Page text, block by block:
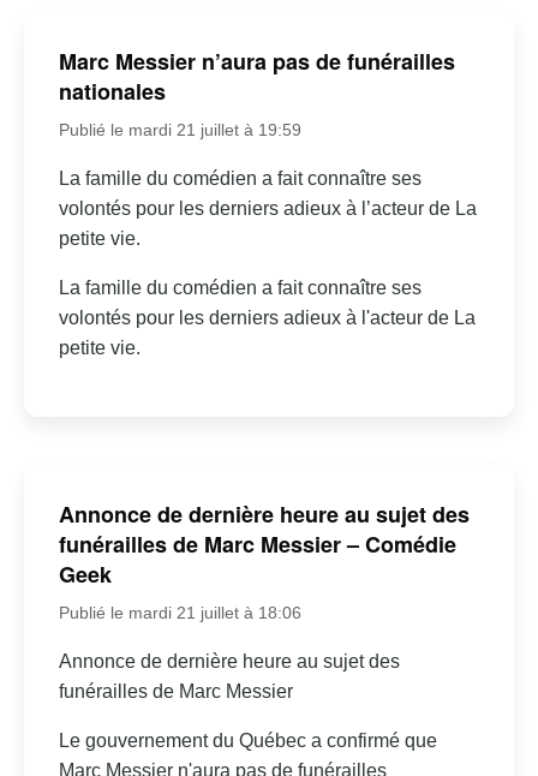
Marc Messier n’aura pas de funérailles
nationales
Publié le mardi 21 juillet à 19:59
La famille du comédien a fait connaître ses
volontés pour les derniers adieux à l’acteur de La
petite vie.
La famille du comédien a fait connaître ses
volontés pour les derniers adieux à l'acteur de La
petite vie.
Annonce de dernière heure au sujet des
funérailles de Marc Messier – Comédie
Geek
Publié le mardi 21 juillet à 18:06
Annonce de dernière heure au sujet des
funérailles de Marc Messier
Le gouvernement du Québec a confirmé que
Marc Messier n'aura pas de funérailles